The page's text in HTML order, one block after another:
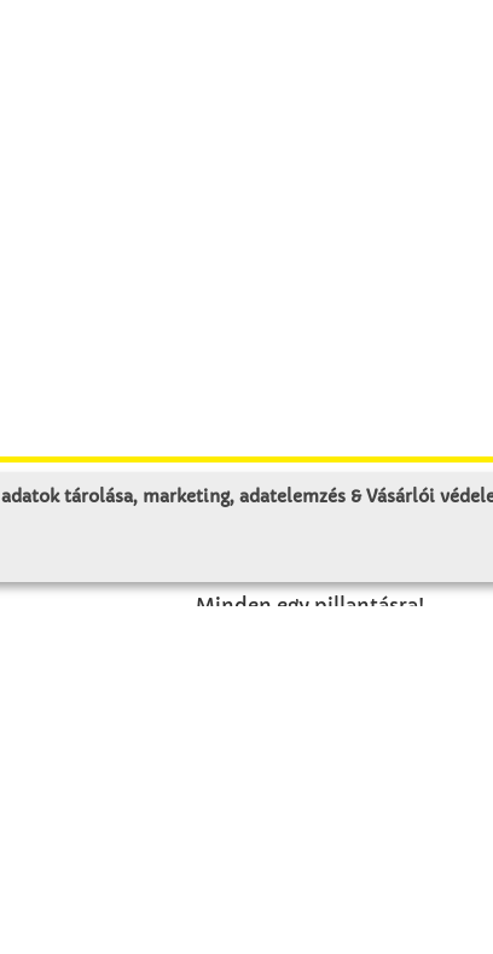
Minden egy pillantásra!
adatok tárolása, marketing, adatelemzés & Vásárlói